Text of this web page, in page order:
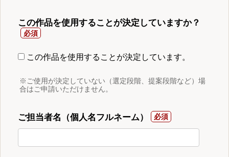
この作品を使用することが決定していますか？
この作品を使用することが決定しています。
※ご使用が決定していない（選定段階、提案段階など）場
合はご申請いただけません。
ご担当者名（個人名フルネーム）